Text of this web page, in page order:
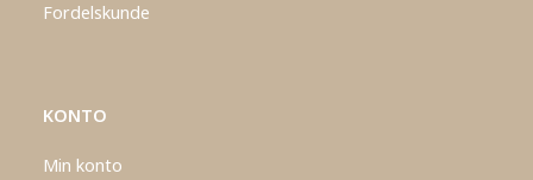
Fordelskunde
KONTO
Min konto